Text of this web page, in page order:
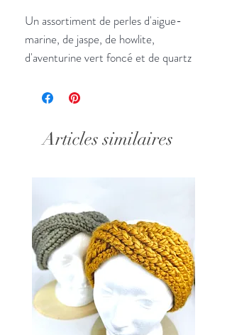
Un assortiment de perles d'aigue-
marine, de jaspe, de howlite,
d'aventurine vert foncé et de quartz
d'argent et de perles de bois vintage
diffuseur élégante. Appliquez quelques
gouttes de votre parfum ou de votre
laissez-la absorber le parfum pendant
quelques secondes avant de mettre
votre bracelet et voilà, vous êtes prêt
pour la journée ! Ces bracelets sont
parfaits pour les peaux sensibles
réactives aux parfums ou si vous
souhaitez éviter de porter du parfum
Articles similaires